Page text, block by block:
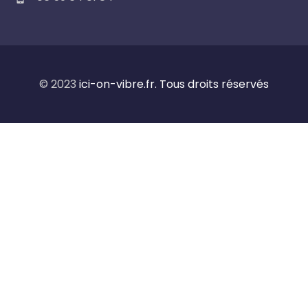
© 2023 ici-on-vibre.fr. Tous droits réservés